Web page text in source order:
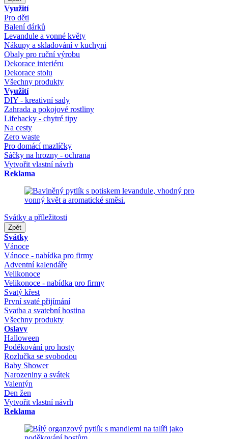
Využití
Pro děti
Balení dárků
Levandule a vonné květy
Nákupy a skladování v kuchyni
Obaly pro ruční výrobu
Dekorace interiéru
Dekorace stolu
Všechny produkty
Využití
DIY - kreativní sady
Zahrada a pokojové rostliny
Lifehacky - chytré tipy
Na cesty
Zero waste
Pro domácí mazlíčky
Sáčky na hrozny - ochrana
Vytvořit vlastní návrh
Reklama
Svátky a příležitosti
Zpět
Svátky
Vánoce
Vánoce - nabídka pro firmy
Adventní kalendáře
Velikonoce
Velikonoce - nabídka pro firmy
Svatý křest
První svaté přijímání
Svatba a svatební hostina
Všechny produkty
Oslavy
Halloween
Poděkování pro hosty
Rozlučka se svobodou
Baby Shower
Narozeniny a svátek
Valentýn
Den žen
Vytvořit vlastní návrh
Reklama